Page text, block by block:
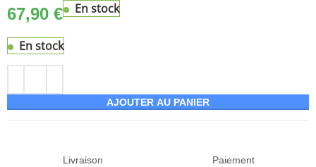
67,90 € En stock
En stock
AJOUTER AU PANIER
Livraison
Paiement